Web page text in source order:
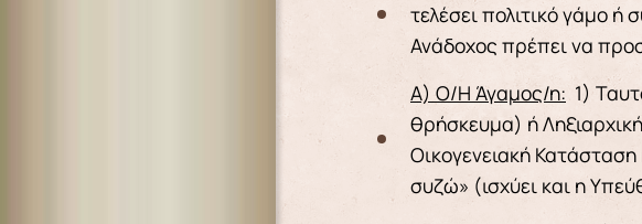
τελέσει πολιτικό γάμο
Ανάδοχος πρέπει να
Α) Ο/Η Άγαμος/η: 1)
θρήσκευμα) ή
Οικογενειακή
συζώ» (ισχύει και η